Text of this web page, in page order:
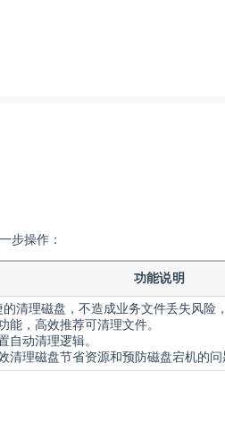
步操作：
功能说明
清理磁盘，不造成业务文件丢失风险
能，高效推荐可清理文件。
自动清理逻辑。
清理磁盘节省资源和预防磁盘宕机的问